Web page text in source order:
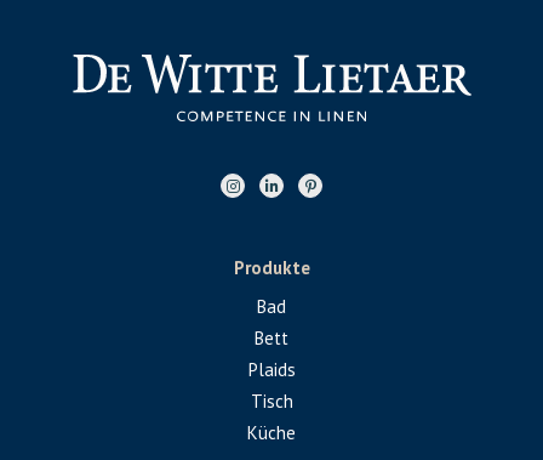
Produkte
Bad
Bett
Plaids
Tisch
Küche